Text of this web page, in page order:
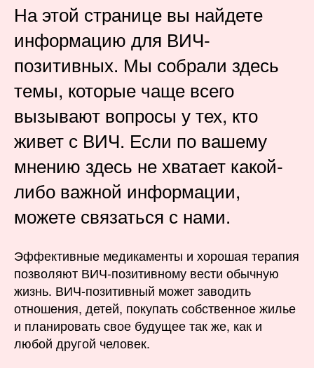
На этой странице вы найдете
информацию для ВИЧ-
позитивных. Мы собрали здесь
темы, которые чаще всего
вызывают вопросы у тех, кто
живет с ВИЧ. Если по вашему
мнению здесь не хватает какой-
либо важной информации,
можете связаться с нами.
Эффективные медикаменты и хорошая терапия
позволяют ВИЧ-позитивному вести обычную
жизнь. ВИЧ-позитивный может заводить
отношения, детей, покупать собственное жилье
и планировать свое будущее так же, как и
любой другой человек.